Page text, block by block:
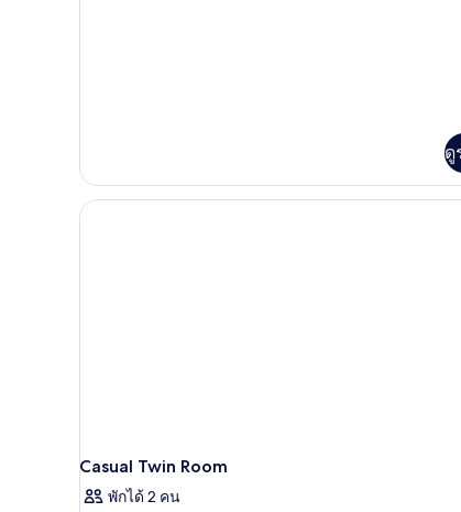
ดู
Casual Twin Room
พักได้ 2 คน